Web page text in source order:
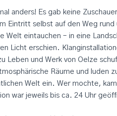
anders! Es gab keine
Eintritt selbst auf den Weg
Welt eintauchen – in eine
Licht erschien.
Leben und Werk von Oelze
Räume und luden
Welt ein. Wer mochte,
war jeweils bis ca. 24 Uhr